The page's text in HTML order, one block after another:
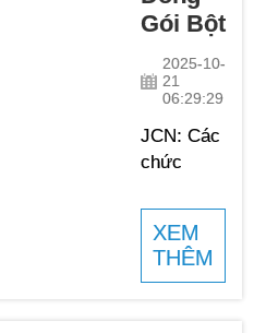
tốc độ cao
trạm hoặc
cũng có
thể là bốn
trạm...
Gói Bột
2025-10-
21
06:29:29
JCN: Các
chức
điều khiển
PLC trong
máy rót
XEM
THÊM